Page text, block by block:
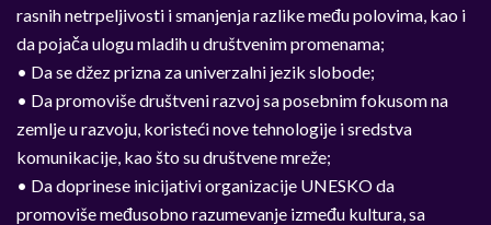
rasnih netrpeljivosti i smanjenja razlike među polovima, kao i
da pojača ulogu mladih u društvenim promenama;
• Da se džez prizna za univerzalni jezik slobode;
• Da promoviše društveni razvoj sa posebnim fokusom na
zemlje u razvoju, koristeći nove tehnologije i sredstva
komunikacije, kao što su društvene mreže;
• Da doprinese inicijativi organizacije UNESKO da
promoviše međusobno razumevanje između kultura, sa